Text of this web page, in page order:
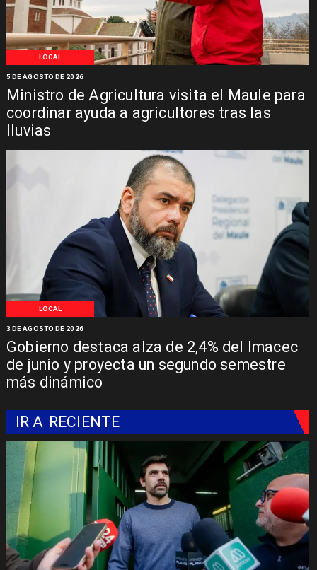
LOCAL
Ministro de Agricultura visita el Maule para
coordinar ayuda a agricultores tras las
lluvias
5 DE AGOSTO DE 2026
LOCAL
Gobierno destaca alza de 2,4% del Imacec
de junio y proyecta un segundo semestre
más dinámico
3 DE AGOSTO DE 2026
IR A RECIENTE